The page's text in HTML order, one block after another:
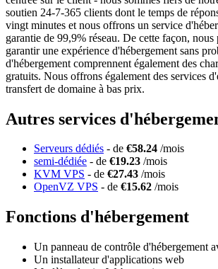
soutien 24-7-365 clients dont le temps de
vingt minutes et nous offrons un service
garantie de 99,9% réseau. De cette façon,
garantir une expérience d'hébergement sans
d'hébergement comprennent également des
gratuits. Nous offrons également des services
transfert de domaine à bas prix.
Autres services
Serveurs dédiés - de €58.24 /mois
semi-dédiée - de €19.23 /mois
KVM VPS - de €27.43 /mois
OpenVZ VPS - de €15.62 /mois
Fonctions d'hébergement
Un panneau de contrôle d'hébergement
Un installateur d'applications web